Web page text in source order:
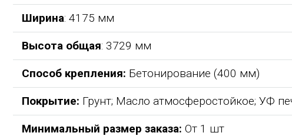
Ширина: 4175 мм
Высота общая: 3729 мм
Способ крепления: Бетонирование (400 мм)
Покрытие: Грунт; Масло атмосферостойкое; УФ
Минимальный размер заказа: От 1 шт